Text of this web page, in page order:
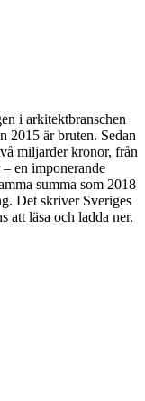
i arkitektbranschen
2015 är bruten. Sedan
miljarder kronor, från
en imponerande
summa som 2018
Det skriver Sveriges
att läsa och ladda ner.